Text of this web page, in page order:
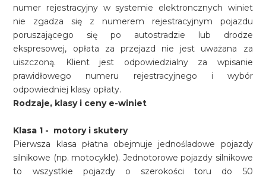
numer rejestracyjny w systemie elektroncznych winiet
nie zgadza się z numerem rejestracyjnym pojazdu
poruszającego się po autostradzie lub drodze
ekspresowej, opłata za przejazd nie jest uważana za
uiszczoną. Klient jest odpowiedzialny za wpisanie
prawidłowego numeru rejestracyjnego i wybór
odpowiedniej klasy opłaty.
Rodzaje, klasy i ceny e-winiet
Klasa 1 - motory i skutery
Pierwsza klasa płatna obejmuje jednośladowe pojazdy
silnikowe (np. motocykle). Jednotorowe pojazdy silnikowe
to wszystkie pojazdy o szerokości toru do 50